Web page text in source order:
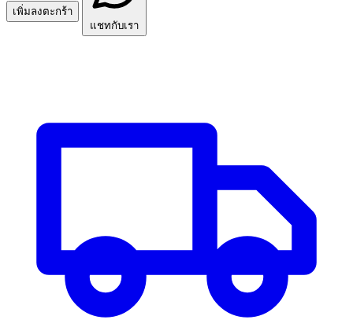
เพิ่มลงตะกร้า
แชทกับเรา